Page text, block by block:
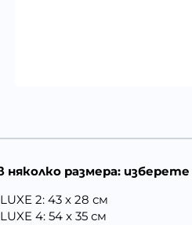
няколко размера:
2: 43 x 28 см
4: 54 x 35 см